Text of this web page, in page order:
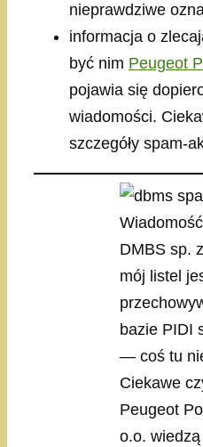
nieprawdziwe
informacja o
być nim Peugeot
pojawia się
wiadomości.
szczegóły spam-
Wiadomość
DMBS sp.
mój listel
bazie PIDI
— coś tu
Ciekawe
Peugeot
o.o.